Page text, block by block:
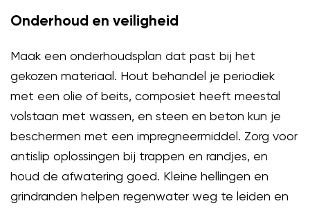
Onderhoud en veiligheid
Maak een onderhoudsplan dat past bij het
gekozen materiaal. Hout behandel je periodiek
met een olie of beits, composiet heeft meestal
volstaan met wassen, en steen en beton kun je
beschermen met een impregneermiddel. Zorg voor
antislip oplossingen bij trappen en randjes, en
houd de afwatering goed. Kleine hellingen en
grindranden helpen regenwater weg te leiden en